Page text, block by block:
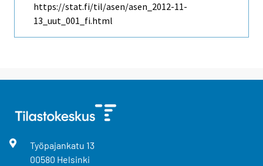
https://stat.fi/til/asen/asen_2012-11-
13_uut_001_fi.html
Työpajankatu 13
00580 Helsinki